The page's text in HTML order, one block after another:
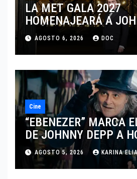
LA MET GALA 2027
HOMENAJEARÁ A
MARCANDO EL
DEL DRAMATISMO
AGOSTO 6, 2026 DOC
Cine
“EBENEZER” MARCA
DE JOHNNY DEPP A
TRAS SU PASO POR
INDEPENDIENTE
AGOSTO 5, 2026 KARINA